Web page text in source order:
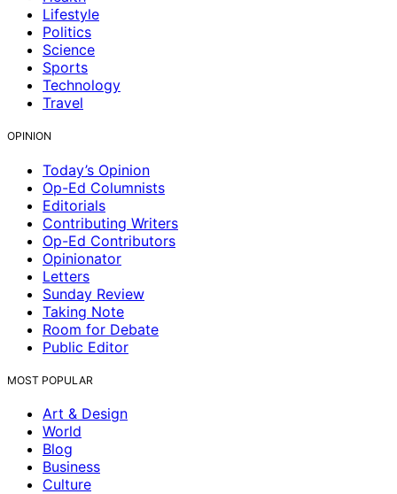
Lifestyle
Politics
Science
Sports
Technology
Travel
OPINION
Today’s Opinion
Op-Ed Columnists
Editorials
Contributing Writers
Op-Ed Contributors
Opinionator
Letters
Sunday Review
Taking Note
Room for Debate
Public Editor
MOST POPULAR
Art & Design
World
Blog
Business
Culture